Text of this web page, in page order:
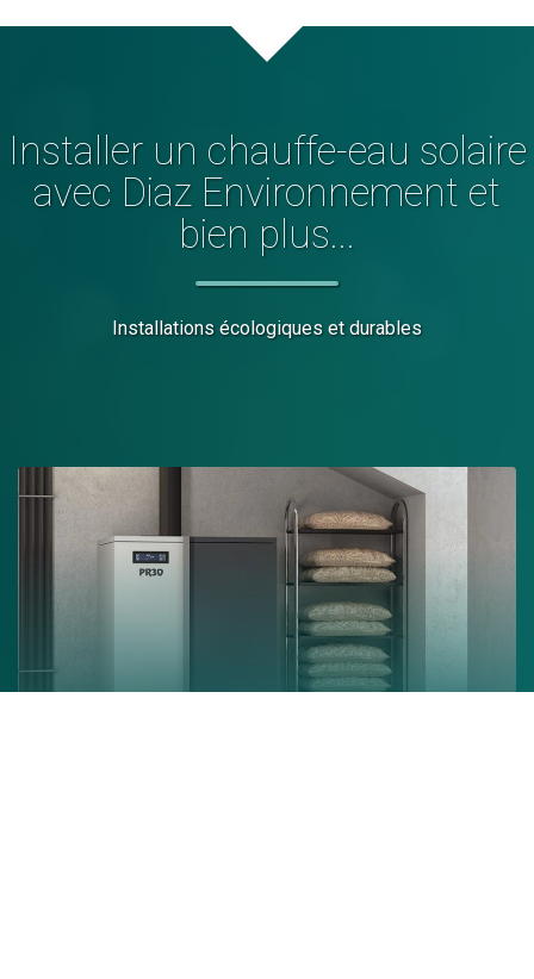
Installer un chauffe-eau solaire
avec Diaz Environnement et
bien plus...
Installations écologiques et durables